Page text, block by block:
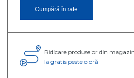
Cumpără în rate
Ridicare produselor din magazin
Ia gratis peste o oră